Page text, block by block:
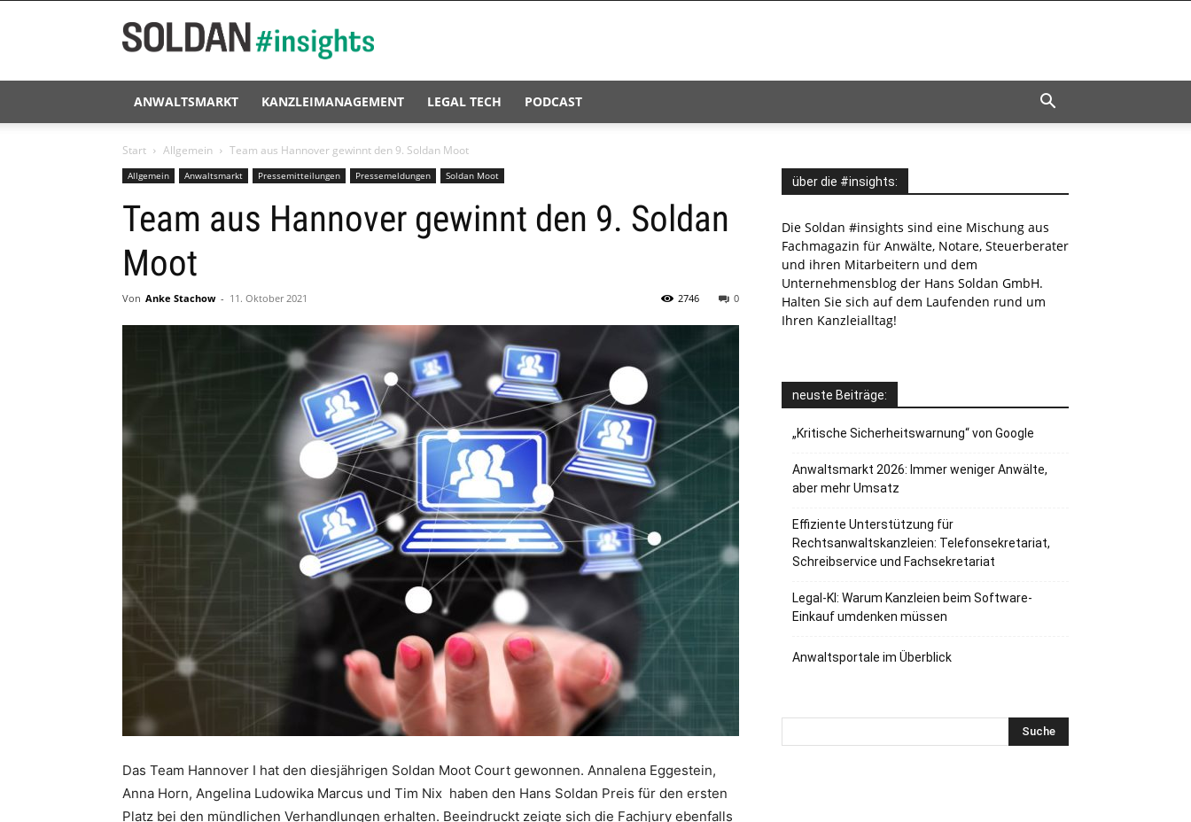
#insights
ANWALTSMARKT KANZLEIMANAGEMENT LEGAL TECH PODCAST
Start Allgemein Team aus Hannover gewinnt den 9. Soldan Moot
Allgemein Anwaltsmarkt Pressemitteilungen Pressemeldungen Soldan Moot
Team aus Hannover gewinnt den 9. Soldan
Moot
Von Anke Stachow - 11. Oktober 2021 0
2746
Das Team Hannover I hat den diesjährigen Soldan Moot Court gewonnen. Annalena Eggestein,
Anna Horn, Angelina Ludowika Marcus und Tim Nix haben den Hans Soldan Preis für den ersten
Platz bei den mündlichen Verhandlungen erhalten. Beeindruckt zeigte sich die Fachjury ebenfalls
über die #insights:
Die Soldan #insights sind eine Mischung aus
Fachmagazin für Anwälte, Notare, Steuerberater
und ihren Mitarbeitern und dem
Unternehmensblog der Hans Soldan GmbH.
Halten Sie sich auf dem Laufenden rund um
Ihren Kanzleialltag!
neuste Beiträge:
„Kritische Sicherheitswarnung“ von Google
Anwaltsmarkt 2026: Immer weniger Anwälte,
aber mehr Umsatz
Effiziente Unterstützung für
Rechtsanwaltskanzleien: Telefonsekretariat,
Schreibservice und Fachsekretariat
Legal-KI: Warum Kanzleien beim Software-
Einkauf umdenken müssen
Anwaltsportale im Überblick